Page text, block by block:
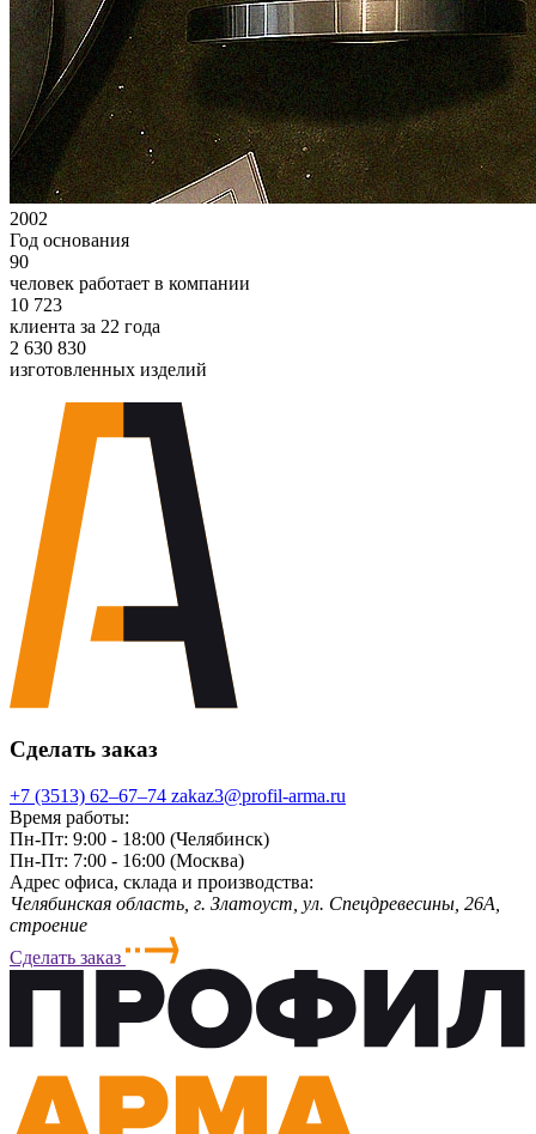
2002
Год основания
90
человек работает в компании
10 723
клиента за 22 года
2 630 830
изготовленных изделий
Сделать заказ
+7 (3513) 62‒67‒74 zakaz3@profil-arma.ru
Время работы:
Пн-Пт: 9:00 - 18:00 (Челябинск)
Пн-Пт: 7:00 - 16:00 (Москва)
Адрес офиса, склада и производства:
Челябинская область, г. Злaтoycт, ул. Спецдревесины, 26А,
строение
Сделать заказ